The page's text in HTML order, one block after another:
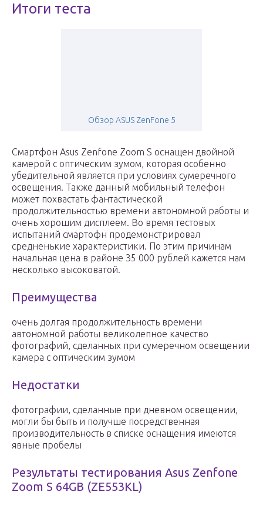
Итоги теста
Обзор ASUS ZenFone 5
Смартфон Asus Zenfone Zoom S оснащен двойной
камерой с оптическим зумом, которая особенно
убедительной является при условиях сумеречного
освещения. Также данный мобильный телефон
может похвастать фантастической
продолжительностью времени автономной работы и
очень хорошим дисплеем. Во время тестовых
испытаний смартофн продемонстрировал
средненькие характеристики. По этим причинам
начальная цена в районе 35 000 рублей кажется нам
несколько высоковатой.
Преимущества
очень долгая продолжительность времени
автономной работы великолепное качество
фотографий, сделанных при сумеречном освещении
камера с оптическим зумом
Недостатки
фотографии, сделанные при дневном освещении,
могли бы быть и получше посредственная
производительность в списке оснащения имеются
явные пробелы
Результаты тестирования Asus Zenfone
Zoom S 64GB (ZE553KL)